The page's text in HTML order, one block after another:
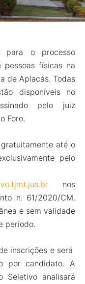
para o processo
pessoas físicas na
de Apiacás. Todas
disponíveis no
pelo juiz
Foro.
até o
pelo
nos
n. 61/2020/CM.
e sem validade
período.
inscrições e será
por candidato. A
Seletivo analisará